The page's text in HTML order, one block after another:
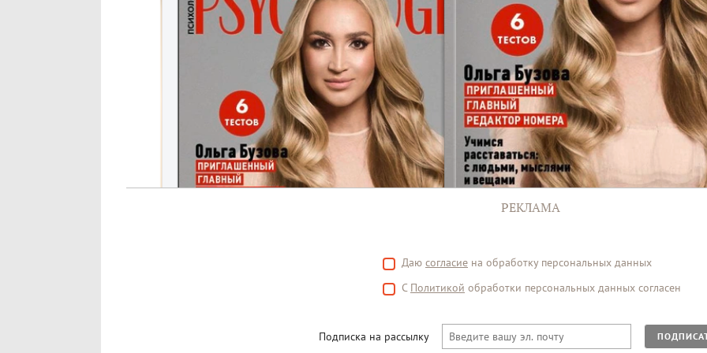
РЕКЛАМА
Даю согласие на обработку персональных данных
С Политикой обработки персональных данных согласен
Подписка на рассылку